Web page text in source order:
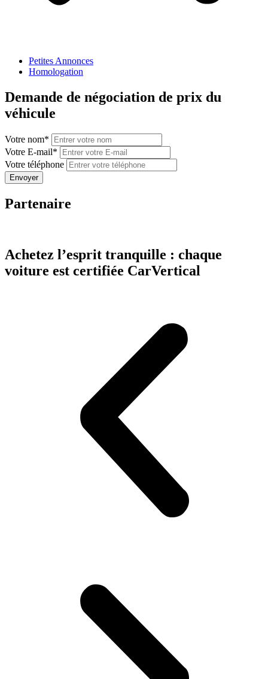
Petites Annonces
Homologation
Demande de négociation de prix du
véhicule
Votre nom*
Votre E-mail*
Votre téléphone
Partenaire
Achetez l’esprit tranquille : chaque
voiture est certifiée CarVertical